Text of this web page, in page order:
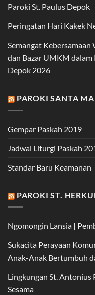
Paroki St. Paulus Depok
Peringatan Hari Kakek
Semangat Kebersamaan
dan Bazar UMKM dalam
Depok 2026
PAROKI SANTA
Gempar Paskah 2019
Jadwal Liturgi Paskah
Standar Baru Keamanan
PAROKI ST.
Ngomongin Lansia |
Sukacita Perayaan
Anak-Anak Bertumbuh
Lingkungan St. Antonius
Sesama